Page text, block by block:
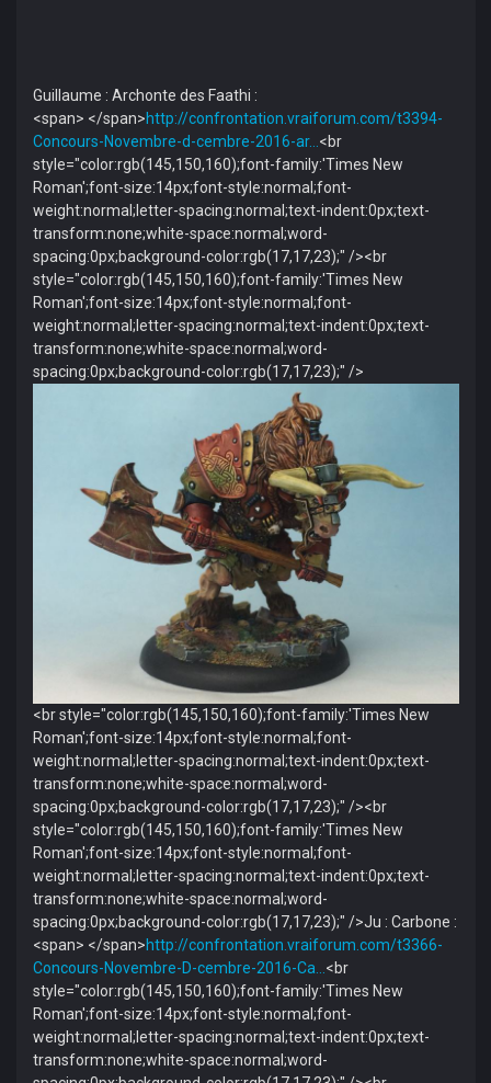
Guillaume : Archonte des Faathi :
<span> </span>http://confrontation.vraiforum.com/t3394-
Concours-Novembre-d-cembre-2016-ar… <br
style="color:rgb(145,150,160);font-family:'Times New
Roman';font-size:14px;font-style:normal;font-
weight:normal;letter-spacing:normal;text-indent:0px;text-
transform:none;white-space:normal;word-
spacing:0px;background-color:rgb(17,17,23);" /><br
style="color:rgb(145,150,160);font-family:'Times New
Roman';font-size:14px;font-style:normal;font-
weight:normal;letter-spacing:normal;text-indent:0px;text-
transform:none;white-space:normal;word-
spacing:0px;background-color:rgb(17,17,23);" />
<br style="color:rgb(145,150,160);font-family:'Times New
Roman';font-size:14px;font-style:normal;font-
weight:normal;letter-spacing:normal;text-indent:0px;text-
transform:none;white-space:normal;word-
spacing:0px;background-color:rgb(17,17,23);" /><br
style="color:rgb(145,150,160);font-family:'Times New
Roman';font-size:14px;font-style:normal;font-
weight:normal;letter-spacing:normal;text-indent:0px;text-
transform:none;white-space:normal;word-
spacing:0px;background-color:rgb(17,17,23);" />Ju : Carbone :
<span> </span>http://confrontation.vraiforum.com/t3366-
Concours-Novembre-D-cembre-2016-Ca… <br
style="color:rgb(145,150,160);font-family:'Times New
Roman';font-size:14px;font-style:normal;font-
weight:normal;letter-spacing:normal;text-indent:0px;text-
transform:none;white-space:normal;word-